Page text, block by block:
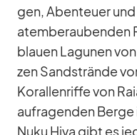
gen, Aben­teuer
atem­be­rau­ben­den
blauen La­gu­nen
zen Sand­strände
Ko­ral­len­riffe von
auf­ra­gen­den Berge
Nuku Hiva gibt es